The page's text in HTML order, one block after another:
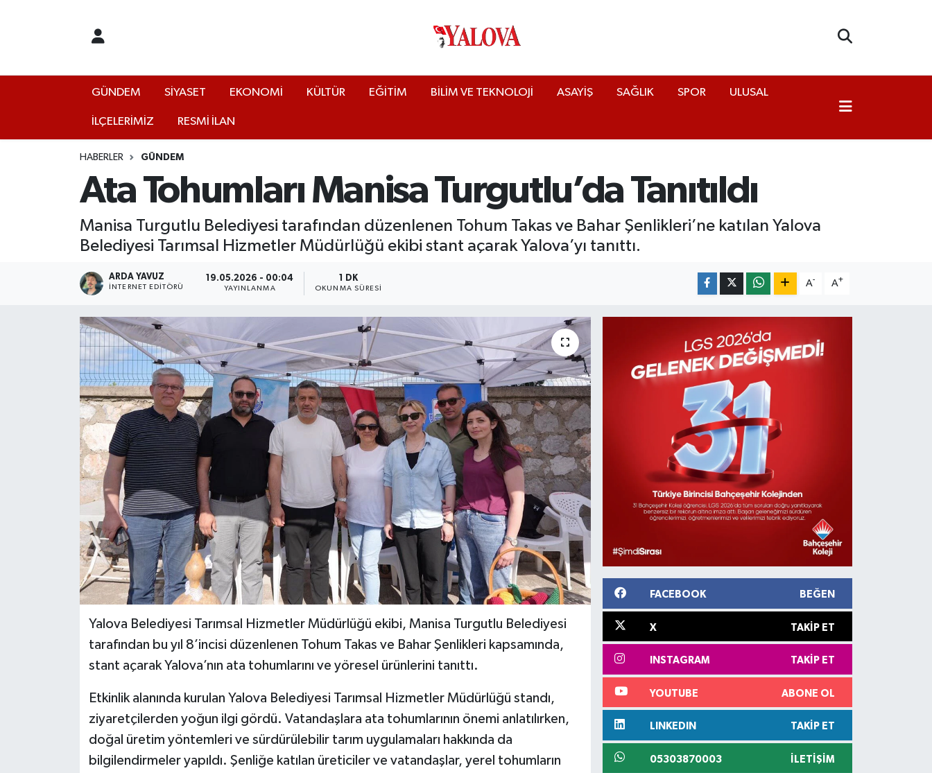
GÜNDEM SİYASET EKONOMİ KÜLTÜR EĞİTİM BİLİM VE TEKNOLOJİ ASAYİŞ SAĞLIK SPOR ULUSAL
İLÇELERİMİZ RESMİ İLAN
HABERLER GÜNDEM
Ata Tohumları Manisa Turgutlu’da Tanıtıldı
Manisa Turgutlu Belediyesi tarafından düzenlenen Tohum Takas ve Bahar Şenlikleri’ne katılan Yalova
Belediyesi Tarımsal Hizmetler Müdürlüğü ekibi stant açarak Yalova’yı tanıttı.
ARDA YAVUZ
İNTERNET EDITÖRÜ
19.05.2026 - 00:04
YAYINLANMA
1 DK
OKUNMA SÜRESI
A- A+
Yalova Belediyesi Tarımsal Hizmetler Müdürlüğü ekibi, Manisa Turgutlu Belediyesi
tarafından bu yıl 8’incisi düzenlenen Tohum Takas ve Bahar Şenlikleri kapsamında,
stant açarak Yalova’nın ata tohumlarını ve yöresel ürünlerini tanıttı.
Etkinlik alanında kurulan Yalova Belediyesi Tarımsal Hizmetler Müdürlüğü standı,
ziyaretçilerden yoğun ilgi gördü. Vatandaşlara ata tohumlarının önemi anlatılırken,
doğal üretim yöntemleri ve sürdürülebilir tarım uygulamaları hakkında da
bilgilendirmeler yapıldı. Şenliğe katılan üreticiler ve vatandaşlar, yerel tohumların
FACEBOOK BEĞEN
X TAKIP ET
INSTAGRAM TAKIP ET
YOUTUBE ABONE OL
LINKEDIN TAKIP ET
05303870003 İLETIŞIM
EKONOMİ
KÜLTÜR
BİLİM VE TEKNOLOJİ
ULUSAL
İLÇELERİMİZ
RESMİ İLAN
Yalova Hava Durumu
Yalova Namaz Vakitleri
Yalova Trafik Yoğunluk Haritası
Puan Durumu ve Fikstür
Tüm Manşetler